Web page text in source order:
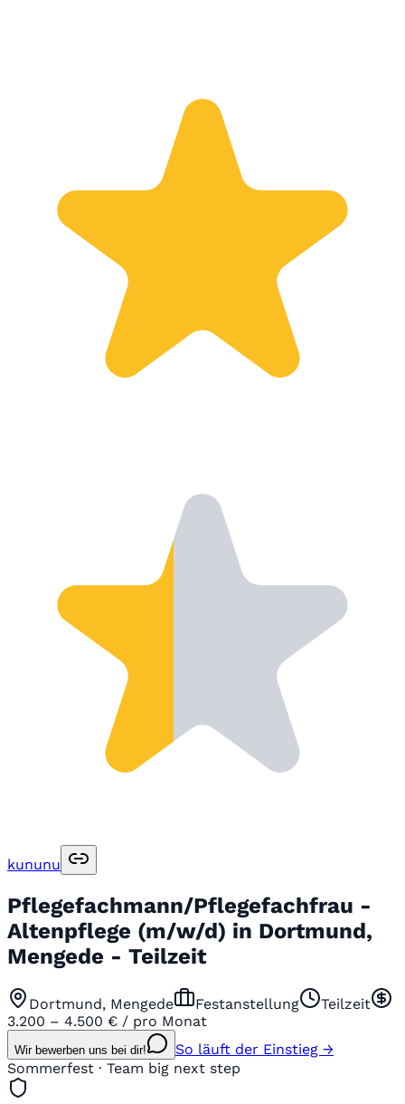
kununu
Pflegefachmann/Pflegefachfrau -
Altenpflege (m/w/d) in Dortmund,
Mengede - Teilzeit
Dortmund, Mengede Festanstellung
Teilzeit
3.200 – 4.500 € / pro Monat
Wir bewerben uns bei dir!
So läuft der Einstieg →
Sommerfest · Team big next step